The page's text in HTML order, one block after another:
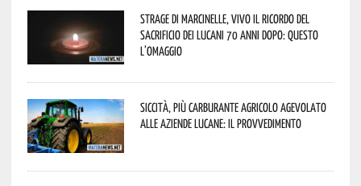
Strage di Marcinelle, vivo il ricordo del
sacrificio dei lucani 70 anni dopo: questo
l’omaggio
Siccità, più carburante agricolo agevolato
alle aziende lucane: il provvedimento